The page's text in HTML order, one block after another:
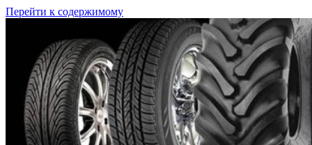
Перейти к содержимому